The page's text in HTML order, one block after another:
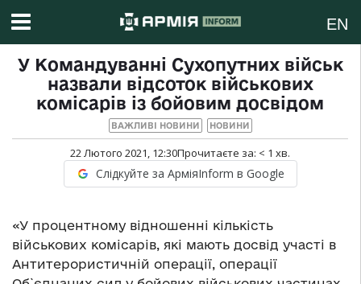
EN
У Командуванні Сухопутних військ
назвали відсоток військових
комісарів із бойовим досвідом
ВАЖЛИВІ НОВИНИ НОВИНИ
22 Лютого 2021, 12:30Прочитаєте за: < 1 хв.
Слідкуйте за АрміяInform в Google
«У процентному відношенні кількість
військових комісарів, які мають досвід участі в
Антитерористичній операції, операції